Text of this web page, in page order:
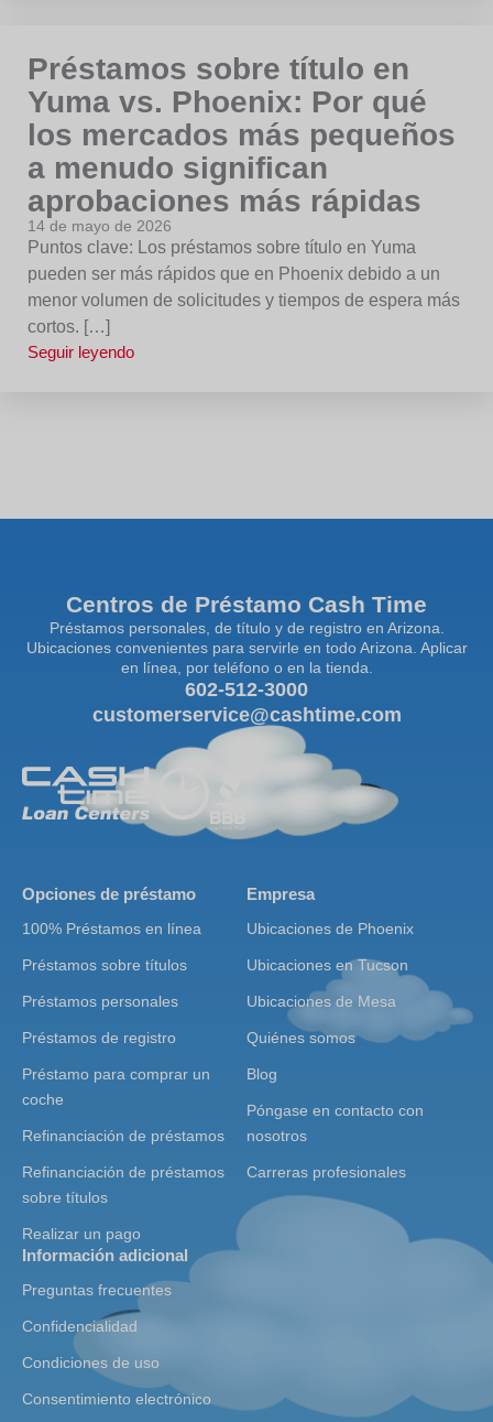
Préstamos sobre título en
Yuma vs. Phoenix: Por qué
los mercados más pequeños
a menudo significan
aprobaciones más rápidas
14 de mayo de 2026
Puntos clave: Los préstamos sobre título en Yuma
pueden ser más rápidos que en Phoenix debido a un
menor volumen de solicitudes y tiempos de espera más
cortos. […]
Seguir leyendo
Centros de Préstamo Cash Time
Préstamos personales, de título y de registro en Arizona.
Ubicaciones convenientes para servirle en todo Arizona. Aplicar
en línea, por teléfono o en la tienda.
602-512-3000
customerservice@cashtime.com
Opciones de préstamo
100% Préstamos en línea
Préstamos sobre títulos
Préstamos personales
Préstamos de registro
Préstamo para comprar un
coche
Refinanciación de préstamos
Refinanciación de préstamos
sobre títulos
Realizar un pago
Empresa
Ubicaciones de Phoenix
Ubicaciones en Tucson
Ubicaciones de Mesa
Quiénes somos
Blog
Póngase en contacto con
nosotros
Carreras profesionales
Información adicional
Preguntas frecuentes
Confidencialidad
Condiciones de uso
Consentimiento electrónico